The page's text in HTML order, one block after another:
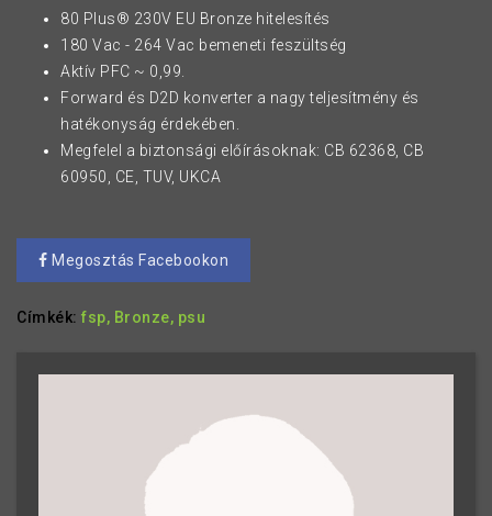
80 Plus® 230V EU Bronze hitelesítés
180 Vac - 264 Vac bemeneti feszültség
Aktív PFC ~ 0,99.
Forward és D2D konverter a nagy teljesítmény és
hatékonyság érdekében.
Megfelel a biztonsági előírásoknak: CB 62368, CB
60950, CE, TUV, UKCA
Megosztás Facebookon
Címkék: fsp, Bronze, psu